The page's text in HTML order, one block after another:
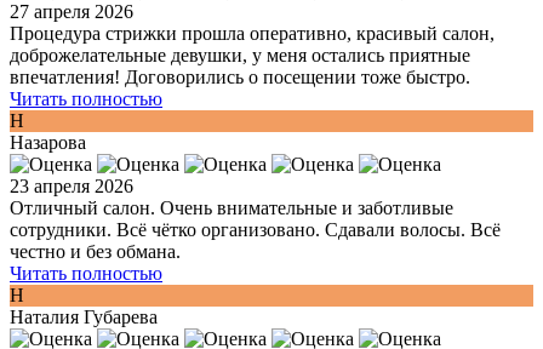
27 апреля 2026
Процедура стрижки прошла оперативно, красивый салон,
доброжелательные девушки, у меня остались приятные
впечатления! Договорились о посещении тоже быстро.
Читать полностью
Н
Назарова
23 апреля 2026
Отличный салон. Очень внимательные и заботливые
сотрудники. Всё чётко организовано. Сдавали волосы. Всё
честно и без обмана.
Читать полностью
Н
Наталия Губарева